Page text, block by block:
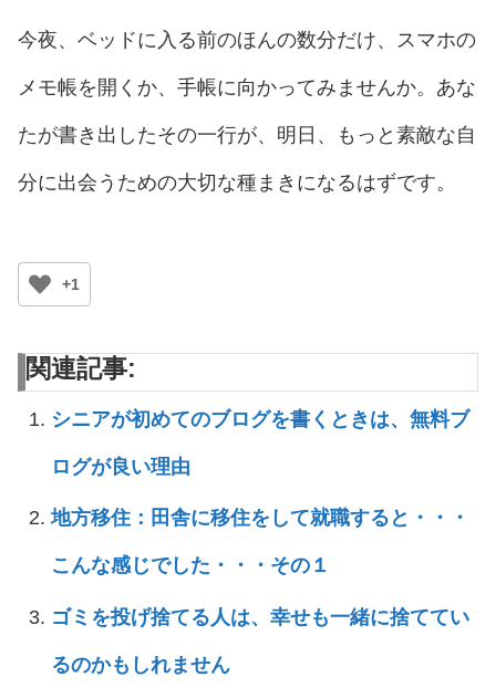
今夜、ベッドに入る前のほんの数分だけ、スマホの
メモ帳を開くか、手帳に向かってみませんか。あな
たが書き出したその一行が、明日、もっと素敵な自
分に出会うための大切な種まきになるはずです。
+1
関連記事:
シニアが初めてのブログを書くときは、無料ブ
ログが良い理由
地方移住：田舎に移住をして就職すると・・・
こんな感じでした・・・その１
ゴミを投げ捨てる人は、幸せも一緒に捨ててい
るのかもしれません